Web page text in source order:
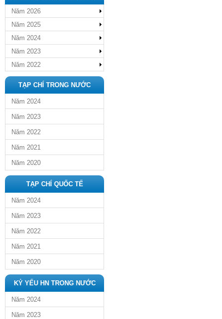
Năm 2026
Năm 2025
Năm 2024
Năm 2023
Năm 2022
TẠP CHÍ TRONG NƯỚC
Năm 2024
Năm 2023
Năm 2022
Năm 2021
Năm 2020
TẠP CHÍ QUỐC TẾ
Năm 2024
Năm 2023
Năm 2022
Năm 2021
Năm 2020
KỶ YẾU HN TRONG NƯỚC
Năm 2024
Năm 2023